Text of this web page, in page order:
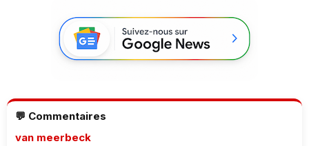
💬 Commentaires
van meerbeck